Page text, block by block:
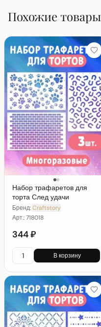
Похожие товары
Набор трафаретов для
торта След удачи
Бренд:Craftstory
Арт.:718018
344 ₽
В корзину